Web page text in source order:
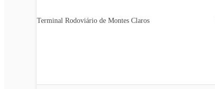
Terminal Rodoviário de Montes Claros